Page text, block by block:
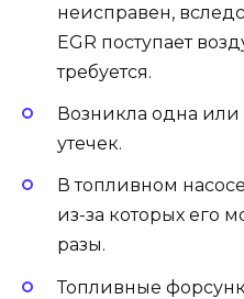
неисправен,
EGR поступает
требуется.
Возникла одна
утечек.
В топливном
из-за которых его
разы.
Топливные